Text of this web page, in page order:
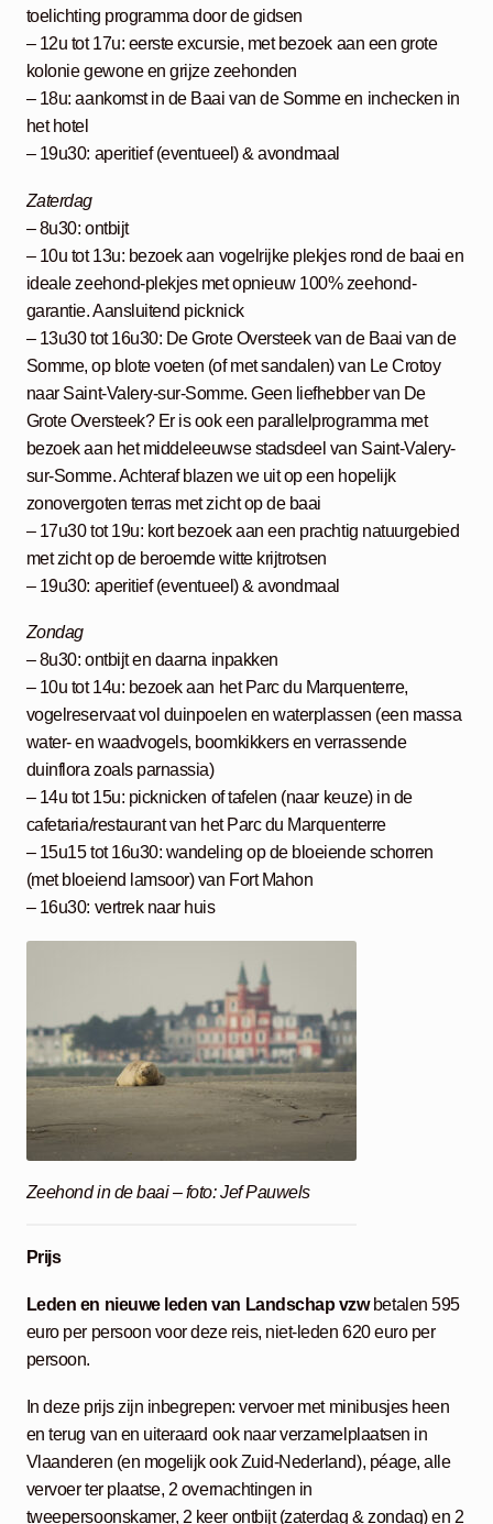
toelichting programma door de gidsen
– 12u tot 17u: eerste excursie, met bezoek aan een grote
kolonie gewone en grijze zeehonden
– 18u: aankomst in de Baai van de Somme en inchecken in
het hotel
– 19u30: aperitief (eventueel) & avondmaal
Zaterdag
– 8u30: ontbijt
– 10u tot 13u: bezoek aan vogelrijke plekjes rond de baai en
ideale zeehond-plekjes met opnieuw 100% zeehond-
garantie. Aansluitend picknick
– 13u30 tot 16u30: De Grote Oversteek van de Baai van de
Somme, op blote voeten (of met sandalen) van Le Crotoy
naar Saint-Valery-sur-Somme. Geen liefhebber van De
Grote Oversteek? Er is ook een parallelprogramma met
bezoek aan het middeleeuwse stadsdeel van Saint-Valery-
sur-Somme. Achteraf blazen we uit op een hopelijk
zonovergoten terras met zicht op de baai
– 17u30 tot 19u: kort bezoek aan een prachtig natuurgebied
met zicht op de beroemde witte krijtrotsen
– 19u30: aperitief (eventueel) & avondmaal
Zondag
– 8u30: ontbijt en daarna inpakken
– 10u tot 14u: bezoek aan het Parc du Marquenterre,
vogelreservaat vol duinpoelen en waterplassen (een massa
water- en waadvogels, boomkikkers en verrassende
duinflora zoals parnassia)
– 14u tot 15u: picknicken of tafelen (naar keuze) in de
cafetaria/restaurant van het Parc du Marquenterre
– 15u15 tot 16u30: wandeling op de bloeiende schorren
(met bloeiend lamsoor) van Fort Mahon
– 16u30: vertrek naar huis
Zeehond in de baai – foto: Jef Pauwels
Prijs
Leden en nieuwe leden van Landschap vzwbetalen 595
euro per persoon voor deze reis, niet-leden 620 euro per
persoon.
In deze prijs zijn inbegrepen: vervoer met minibusjes heen
en terug van en uiteraard ook naar verzamelplaatsen in
Vlaanderen (en mogelijk ook Zuid-Nederland), péage, alle
vervoer ter plaatse, 2 overnachtingen in
tweepersoonskamer, 2 keer ontbijt (zaterdag & zondag) en 2